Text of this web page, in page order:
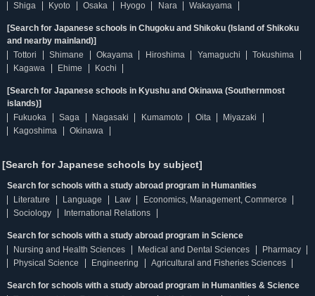
Shiga
Kyoto Osaka Hyogo Nara Wakayama
[Search for Japanese schools in Chugoku and Shikoku (Island of Shikoku
and nearby mainland)]
Tottori
Shimane Okayama Hiroshima Yamaguchi
Tokushima
Kagawa
Ehime Kochi
[Search for Japanese schools in Kyushu and Okinawa (Southernmost
islands)]
Fukuoka
Saga Nagasaki Kumamoto Oita
Miyazaki
Kagoshima
Okinawa
[Search for Japanese schools by subject]
Search for schools with a study abroad program in Humanities
Literature
Language Law
Economics, Management, Commerce
Sociology
International Relations
Search for schools with a study abroad program in Science
Nursing and Health Sciences
Medical and Dental Sciences
Pharmacy
Physical Science
Engineering Agricultural and Fisheries Sciences
Search for schools with a study abroad program in Humanities & Science